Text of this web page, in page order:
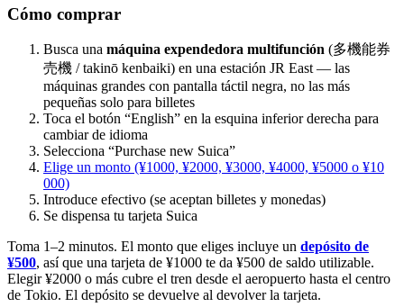
Cómo comprar
Busca una máquina expendedora multifunción (多機能券
売機 / takinō kenbaiki) en una estación JR East — las
máquinas grandes con pantalla táctil negra, no las más
pequeñas solo para billetes
Toca el botón “English” en la esquina inferior derecha para
cambiar de idioma
Selecciona “Purchase new Suica”
Elige un monto (¥1000, ¥2000, ¥3000, ¥4000, ¥5000 o ¥10
000)
Introduce efectivo (se aceptan billetes y monedas)
Se dispensa tu tarjeta Suica
Toma 1–2 minutos. El monto que eliges incluye un depósito de
¥500, así que una tarjeta de ¥1000 te da ¥500 de saldo utilizable.
Elegir ¥2000 o más cubre el tren desde el aeropuerto hasta el centro
de Tokio. El depósito se devuelve al devolver la tarjeta.